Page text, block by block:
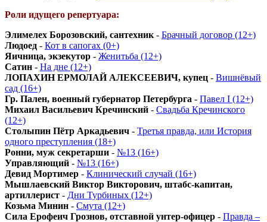
Роли идущего репертуара:
Элимелех Борозовский, сантехник - Брачный договор (12+)
Людоед - Кот в сапогах (0+)
Яичница, экзекутор - Женитьба (12+)
Сатин - На дне (12+)
ЛОПАХИН ЕРМОЛАЙ АЛЕКСЕЕВИЧ, купец - Вишнёвый
сад (16+)
Гр. Пален, военный губернатор Петербурга - Павел I (12+)
Михаил Васильевич Кречинский - Свадьба Кречинского
(12+)
Столыпин Пётр Аркадьевич - Третья правда, или История
одного преступления (18+)
Ронни, муж секретарши - №13 (16+)
Управляющий - №13 (16+)
Девид Мортимер - Клинический случай (16+)
Мышлаевский Виктор Викторович, штабс-капитан,
артиллерист - Дни Турбиных (12+)
Козьма Минин - Смута (12+)
Сила Ерофеич Грознов, отставной унтер-офицер - Правда –